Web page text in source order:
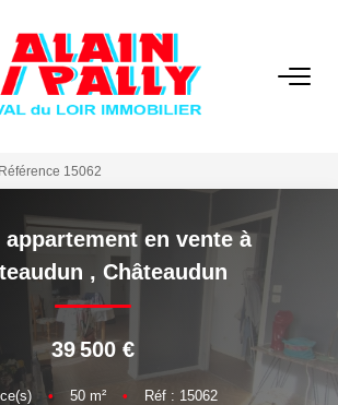
VENTE
LOCATION
GESTION
DERNIERES VENTES
NOS AGENCES
Référence 15062
appartement en vente à
, Châteaudun
39 500 €
• 50m² • Réf : 15062